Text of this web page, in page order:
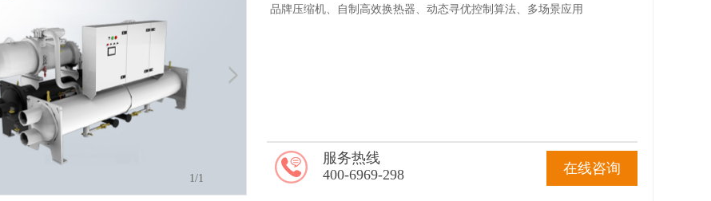
1/1
品牌压缩机、自制高效换热器、动态寻优控制算法、多场景应用
在线咨询
服务热线
400-6969-298